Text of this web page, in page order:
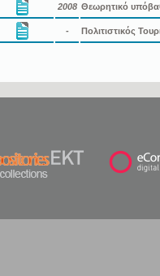
2008 Θεωρητικό
- Πολιτιστικός